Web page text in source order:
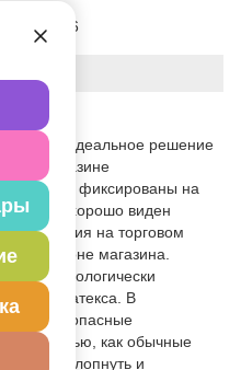
28-01-2026
Затея - идеальное решение
в магазине
за фиксированы на
этому хорошо виден
на торговом
зоне магазина.
из экологически
латекса. В
на безопасные
скоростью, как обычные
лопнуть и